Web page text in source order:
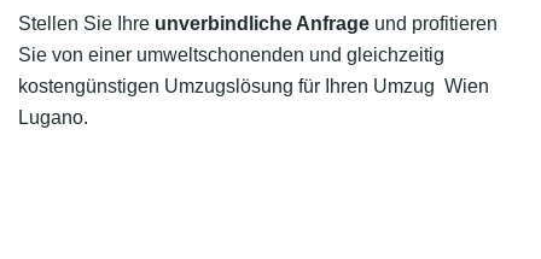
Stellen Sie Ihre unverbindliche Anfrage und profitieren
Sie von einer umweltschonenden und gleichzeitig
kostengünstigen Umzugslösung für Ihren Umzug Wien
Lugano.